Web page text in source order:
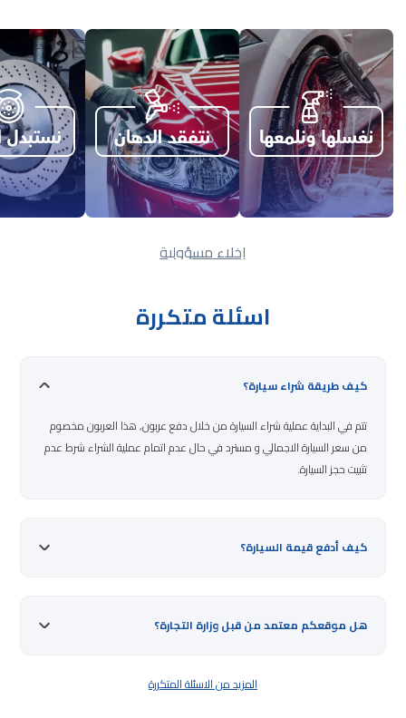
إخلاء مسؤولية
اسئلة متكررة
كيف طريقة شراء سيارة؟
تتم في البداية عملية شراء السيارة من خلال دفع عربون, هذا العربون مخصوم
من سعر السيارة الاجمالي و مسترد في حال عدم اتمام عملية الشراء شرط عدم
تثبيت حجز السيارة.
كيف أدفع قيمة السيارة؟
هل موقعكم معتمد من قبل وزارة التجارة؟
المزيد من الاسئلة المتكررة